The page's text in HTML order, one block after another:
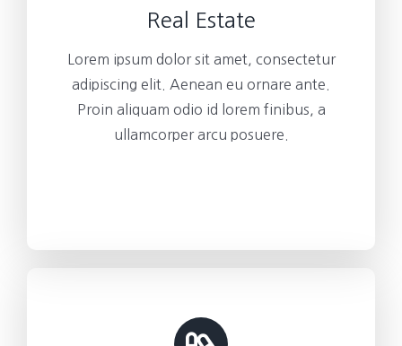
Real Estate
Lorem ipsum dolor sit amet, consectetur
adipiscing elit. Aenean eu ornare ante.
Proin aliquam odio id lorem finibus, a
ullamcorper arcu posuere.